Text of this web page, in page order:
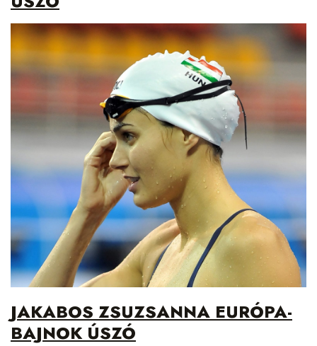
JAKABOS ZSUZSANNA EURÓPA-
BAJNOK ÚSZÓ